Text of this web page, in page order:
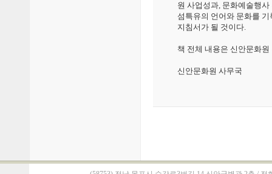
원 사업성과, 문화예술행
섬특유의 언어와 문화를
지침서가 될 것이다.
책 전체 내용은 신안문화
신안문화원 사무국